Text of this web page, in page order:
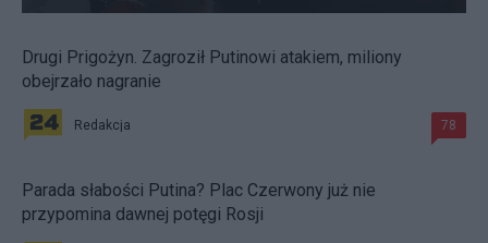
Drugi Prigożyn. Zagroził Putinowi atakiem, miliony
obejrzało nagranie
Redakcja 78
Parada słabości Putina? Plac Czerwony już nie
przypomina dawnej potęgi Rosji